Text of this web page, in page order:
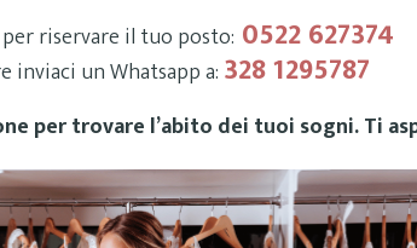
riservare il tuo posto: 0522 627374
inviaci un Whatsapp a: 328 1295787
per trovare l’abito dei tuoi sogni. Ti